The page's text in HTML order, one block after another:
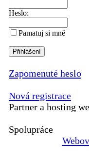
Heslo:
Pamatuj si mně
Zapomenuté heslo
Nová registrace
Partner a hosting
Spolupráce